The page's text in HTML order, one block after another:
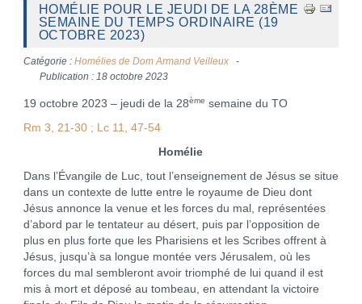
HOMÉLIE POUR LE JEUDI DE LA 28ÈME
SEMAINE DU TEMPS ORDINAIRE (19
OCTOBRE 2023)
Catégorie : Homélies de Dom Armand Veilleux
Publication : 18 octobre 2023
19 octobre 2023 – jeudi de la 28ème semaine du TO
Rm 3, 21-30 ; Lc 11, 47-54
Homélie
Dans l’Évangile de Luc, tout l’enseignement de Jésus se situe
dans un contexte de lutte entre le royaume de Dieu dont
Jésus annonce la venue et les forces du mal, représentées
d’abord par le tentateur au désert, puis par l’opposition de
plus en plus forte que les Pharisiens et les Scribes offrent à
Jésus, jusqu’à sa longue montée vers Jérusalem, où les
forces du mal sembleront avoir triomphé de lui quand il est
mis à mort et déposé au tombeau, en attendant la victoire